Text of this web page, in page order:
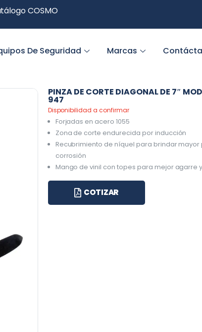
COSMO
De Seguridad Marcas
PINZA DE CORTE DIAGONAL DE 7″
947
Disponibilidad a confirmar
Forjadas en acero 1055
Zona de corte endurecida por inducción
Recubrimiento de níquel para brindar
corrosión
Mango de vinil con topes para mejor agarre
COTIZAR